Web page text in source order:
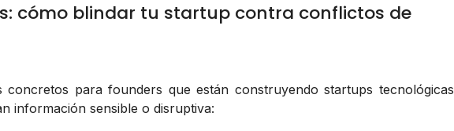
cómo blindar tu startup contra conflictos de
concretos para founders que están construyendo startups
información sensible o disruptiva: